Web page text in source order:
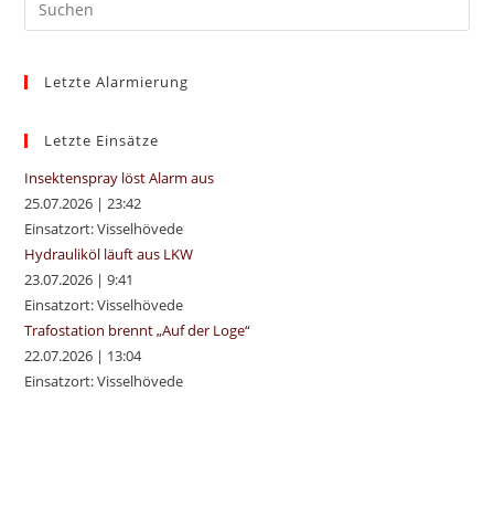
Letzte Alarmierung
Letzte Einsätze
Insektenspray löst Alarm aus
25.07.2026 |23:42
Einsatzort: Visselhövede
Hydrauliköl läuft aus LKW
23.07.2026 |9:41
Einsatzort: Visselhövede
Trafostation brennt „Auf der Loge“
22.07.2026 | 13:04
Einsatzort: Visselhövede